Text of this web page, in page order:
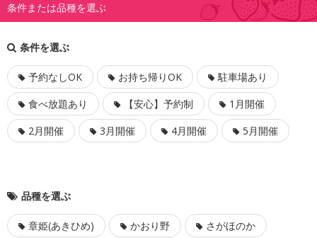
条件または品種を選ぶ
条件を選ぶ
予約なしOK お持ち帰りOK
駐車場あり
食べ放題あり
【安心】予約制
1月開催
2月開催
3月開催 4月開催 5月開催
品種を選ぶ
章姫(あきひめ) かおり野
さがほのか